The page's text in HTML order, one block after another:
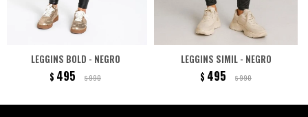
LEGGINS BOLD - NEGRO
$ 495 $990
LEGGINS SIMIL - NEGRO
$ 495 $990